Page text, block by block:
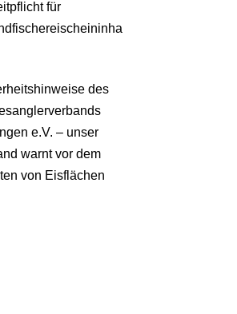
für
des
e.V. – unser
warnt vor dem
von Eisflächen